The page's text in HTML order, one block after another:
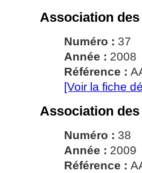
Association
Numéro : 37
Année : 2008
Référence :
[Voir la fiche
Association
Numéro : 38
Année : 2009
Référence :